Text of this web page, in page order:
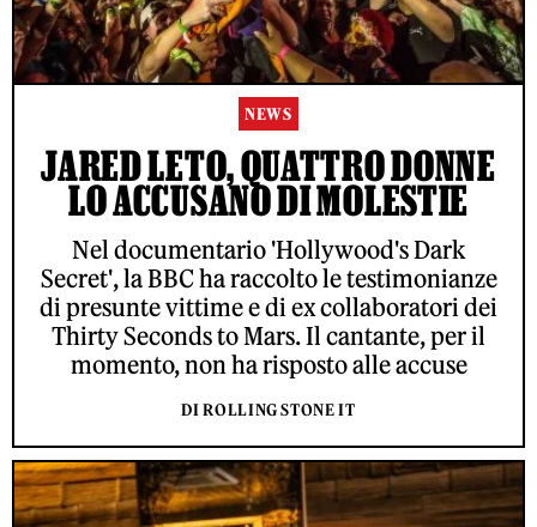
NEWS
JARED LETO, QUATTRO DONNE
LO ACCUSANO DI MOLESTIE
Nel documentario 'Hollywood's Dark
Secret', la BBC ha raccolto le testimonianze
di presunte vittime e di ex collaboratori dei
Thirty Seconds to Mars. Il cantante, per il
momento, non ha risposto alle accuse
DI ROLLING STONE IT